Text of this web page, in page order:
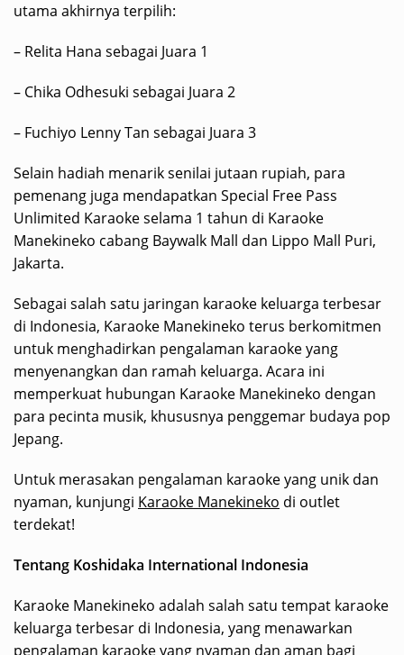
utama akhirnya terpilih:
– Relita Hana sebagai Juara 1
– Chika Odhesuki sebagai Juara 2
– Fuchiyo Lenny Tan sebagai Juara 3
Selain hadiah menarik senilai jutaan rupiah, para
pemenang juga mendapatkan Special Free Pass
Unlimited Karaoke selama 1 tahun di Karaoke
Manekineko cabang Baywalk Mall dan Lippo Mall Puri,
Jakarta.
Sebagai salah satu jaringan karaoke keluarga terbesar
di Indonesia, Karaoke Manekineko terus berkomitmen
untuk menghadirkan pengalaman karaoke yang
menyenangkan dan ramah keluarga. Acara ini
memperkuat hubungan Karaoke Manekineko dengan
para pecinta musik, khususnya penggemar budaya pop
Jepang.
Untuk merasakan pengalaman karaoke yang unik dan
nyaman, kunjungi Karaoke Manekineko di outlet
terdekat!
Tentang Koshidaka International Indonesia
Karaoke Manekineko adalah salah satu tempat karaoke
keluarga terbesar di Indonesia, yang menawarkan
pengalaman karaoke yang nyaman dan aman bagi